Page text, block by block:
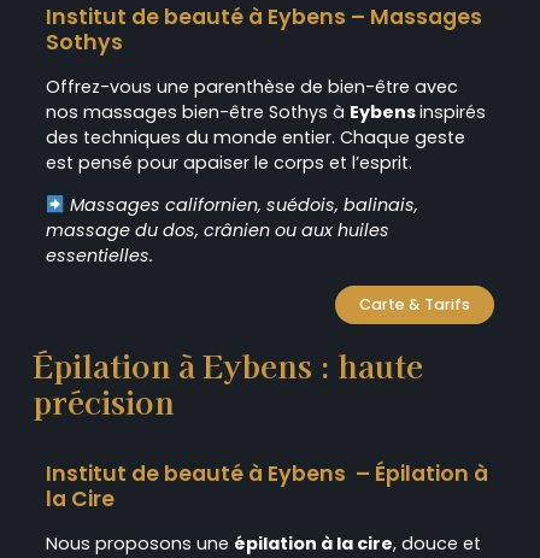
Institut de beauté à Eybens – Massages
Sothys
Offrez-vous une parenthèse de bien-être avec
nos massages bien-être Sothys à Eybensinspirés
des techniques du monde entier. Chaque geste
est pensé pour apaiser le corps et l’esprit.
Massages californien, suédois, balinais,
massage du dos, crânien ou aux huiles
essentielles.
Carte & Tarifs
Épilation à Eybens : haute
précision
Institut de beauté à Eybens – Épilation à
la Cire
Nous proposons une épilation à la cire, douce et